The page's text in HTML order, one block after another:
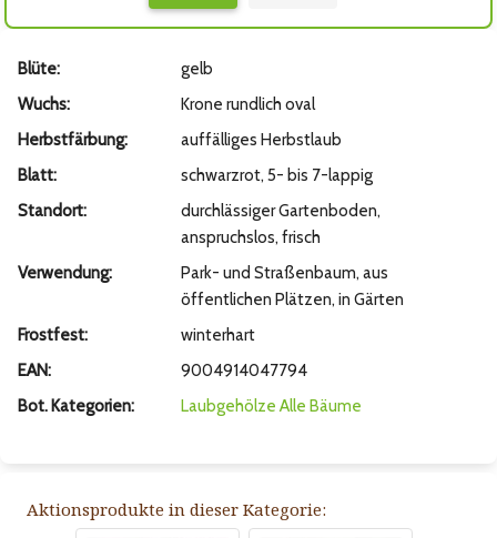
Blüte:
gelb
Wuchs:
Krone rundlich oval
Herbstfärbung:
auffälliges Herbstlaub
Blatt:
schwarzrot, 5- bis 7-lappig
Standort:
durchlässiger Gartenboden,
anspruchslos, frisch
Verwendung:
Park- und Straßenbaum, aus
öffentlichen Plätzen, in Gärten
Frostfest:
winterhart
EAN:
9004914047794
Bot. Kategorien:
Laubgehölze Alle Bäume
Aktionsprodukte in dieser Kategorie: